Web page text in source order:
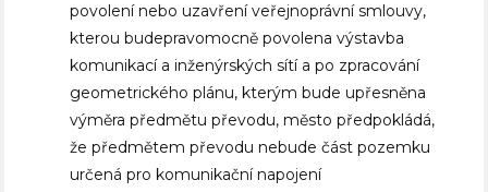
povolení nebo uzavření veřejnoprávní smlouvy,
kterou budepravomocně povolena výstavba
komunikací a inženýrských sítí a po zpracování
geometrického plánu, kterým bude upřesněna
výměra předmětu převodu, město předpokládá,
že předmětem převodu nebude část pozemku
určená pro komunikační napojení